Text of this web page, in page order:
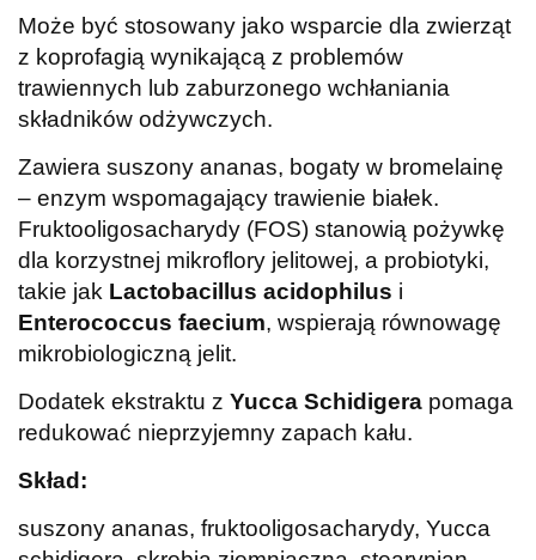
Może być stosowany jako wsparcie dla zwierząt
z koprofagią wynikającą z problemów
trawiennych lub zaburzonego wchłaniania
składników odżywczych.
Zawiera suszony ananas, bogaty w bromelainę
– enzym wspomagający trawienie białek.
Fruktooligosacharydy (FOS) stanowią pożywkę
dla korzystnej mikroflory jelitowej, a probiotyki,
takie jak Lactobacillus acidophilus i
Enterococcus faecium, wspierają równowagę
mikrobiologiczną jelit.
Dodatek ekstraktu z Yucca Schidigera pomaga
redukować nieprzyjemny zapach kału.
Skład:
suszony ananas, fruktooligosacharydy, Yucca